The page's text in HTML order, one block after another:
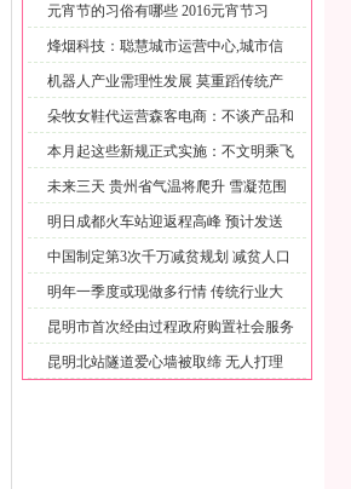
元宵节的习俗有哪些 2016元宵节习
烽烟科技：聪慧城市运营中心,城市信
息机器人产业需理性发展 莫重蹈传统产
业朵牧女鞋代运营森客电商：不谈产品和
营本月起这些新规正式实施：不文明乘飞
机未来三天 贵州省气温将爬升 雪凝范围
明日成都火车站迎返程高峰 预计发送
旅中国制定第3次千万减贫规划 减贫人口
明年一季度或现做多行情 传统行业大
市昆明市首次经由过程政府购置社会服务
扶昆明北站隧道爱心墙被取缔 无人打理